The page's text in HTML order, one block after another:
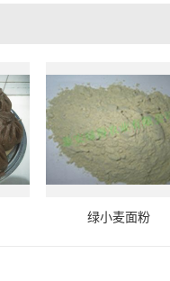
绿小麦面粉